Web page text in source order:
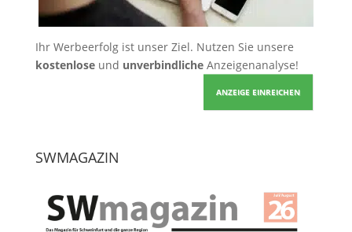
Ihr Werbeerfolg ist unser Ziel. Nutzen Sie unsere
kostenloseund unverbindlicheAnzeigenanalyse!
ANZEIGE EINREICHEN
SWMAGAZIN